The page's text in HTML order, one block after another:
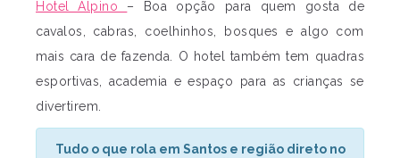
Hotel Alpino – Boa opção para quem gosta de
cavalos, cabras, coelhinhos, bosques e algo com
mais cara de fazenda. O hotel também tem quadras
esportivas, academia e espaço para as crianças se
divertirem.
Tudo o que rola em Santos e região direto no